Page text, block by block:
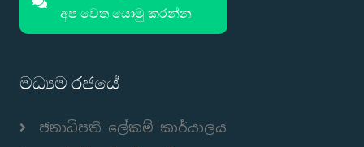
අප වෙත යොමු කරන්න
මධ්‍යම රජයේ
ජනාධිපති ලේකම් කාර්යාලය